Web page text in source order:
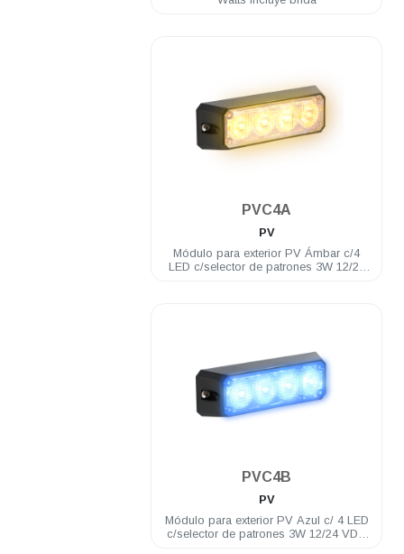
PVC4A
PV
Módulo para exterior PV Ámbar c/4
LED c/selector de patrones 3W 12/24
PVC4B
PV
Módulo para exterior PV Azul c/ 4 LED
c/selector de patrones 3W 12/24 VDC